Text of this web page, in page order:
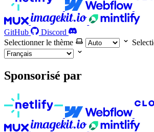
GitHub
Discord
Selectionner le thème
Sponsorisé par